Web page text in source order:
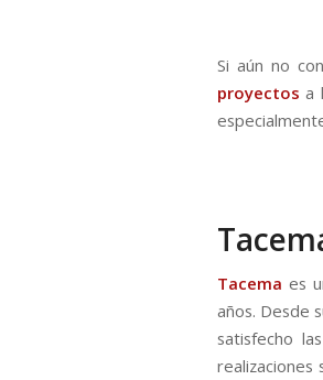
Si aún no
proyectos a
Tacema es
años. Desde
satisfecho
realizaciones